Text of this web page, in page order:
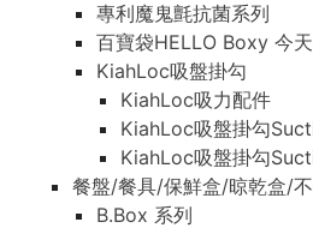
專利魔鬼氈抗菌系列
百寶袋HELLO Boxy 今
KiahLoc吸盤掛勾
KiahLoc吸力配件
KiahLoc吸盤掛勾
KiahLoc吸盤掛勾
餐盤/餐具/保鮮盒/晾乾盒/
B.Box 系列